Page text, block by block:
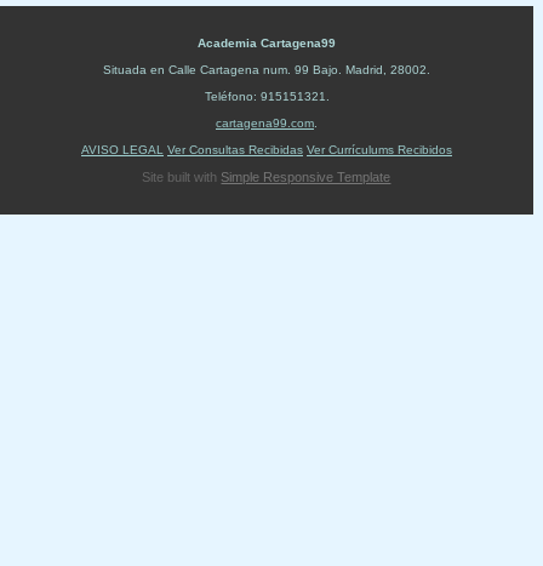
Academia Cartagena99
Situada en Calle Cartagena num. 99 Bajo Madrid 28002
Teléfono: 915151321
cartagena99.com
AVISO LEGAL
Ver Consultas Recibidas Ver Currículums Recibidos
Site built with Simple Responsive Template